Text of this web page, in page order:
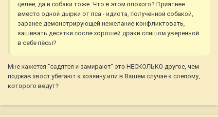
целее, да и собаки тоже. Что в этом плохого? Приятнее
вместо одной дырки от пса - идиота, полученной собакой,
заранее демонстрирующей нежелание конфликтовать,
зашивать десятки после хорошей драки слишом уверенной
в себе пёсы?
Мне кажется "садятся и замирают" это НЕСКОЛЬКО другое, чем
поджав хвост убегают к хозяину или в Вашем случае к слепому,
которого ведут?